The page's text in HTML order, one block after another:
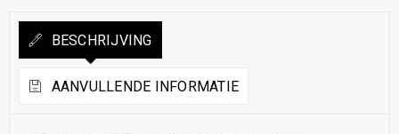
BESCHRIJVING
AANVULLENDE INFORMATIE